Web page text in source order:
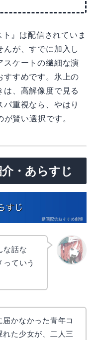
』は配信されていま
が、すでに加入し
スケートの繊細な演
すすめです。氷上の
は、高解像度で見る
重視なら、やはり
賢い選択です。
介・あらすじ
な話な
ていう
かなかった青年コ
た少女が、二人三